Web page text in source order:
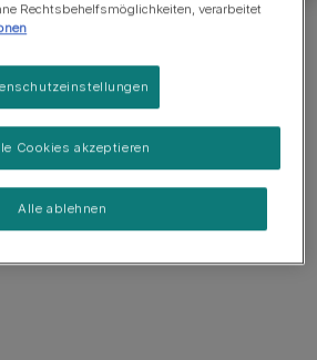
Rechtsbehelfsmöglichkeiten, verarbeitet
Alle ablehnen
Cookies akzeptieren